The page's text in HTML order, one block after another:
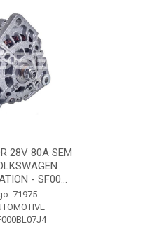
28V 80A SEM
- SF00...
71975